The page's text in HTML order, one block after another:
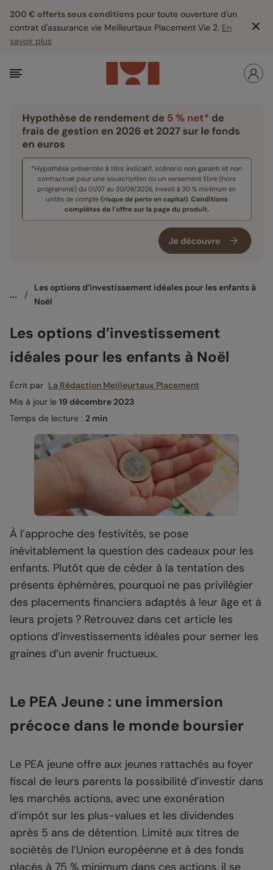
200 € offerts sous conditions pour toute ouverture d'un
contrat d'assurance vie Meilleurtaux Placement Vie 2. En
savoir plus
... /
Les options d’investissement idéales pour les enfants à
Noël
Les options d’investissement
idéales pour les enfants à Noël
Écrit par La Rédaction Meilleurtaux Placement
Mis à jour le 19 décembre 2023
Temps de lecture : 2 min
À l’approche des festivités, se pose
inévitablement la question des cadeaux pour les
enfants. Plutôt que de céder à la tentation des
présents éphémères, pourquoi ne pas privilégier
des placements financiers adaptés à leur âge et à
leurs projets ? Retrouvez dans cet article les
options d’investissements idéales pour semer les
graines d’un avenir fructueux.
Le PEA Jeune : une immersion
précoce dans le monde boursier
Le PEA jeune offre aux jeunes rattachés au foyer
fiscal de leurs parents la possibilité d’investir dans
les marchés actions, avec une exonération
d’impôt sur les plus-values et les dividendes
après 5 ans de détention. Limité aux titres de
sociétés de l’Union européenne et à des fonds
placés à 75 % minimum dans ces actions, il se